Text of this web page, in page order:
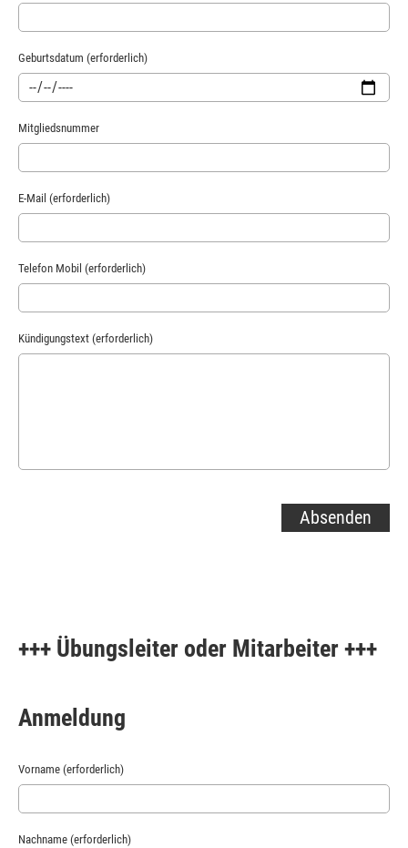
Geburtsdatum (erforderlich)
Mitgliedsnummer
E-Mail (erforderlich)
Telefon Mobil (erforderlich)
Kündigungstext (erforderlich)
+++ Übungsleiter oder Mitarbeiter +++
Anmeldung
Vorname (erforderlich)
Nachname (erforderlich)